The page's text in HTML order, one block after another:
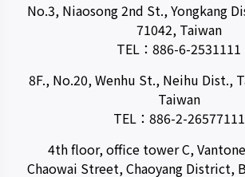
No.3, Niaosong 2nd St., Yongkang
71042, Taiwan
TEL： 886-6-2531111
8F., No.20, Wenhu St., Neihu Dist.,
Taiwan
TEL： 886-2-26577111
4th floor, office tower C,
Chaowai Street, Chaoyang District,